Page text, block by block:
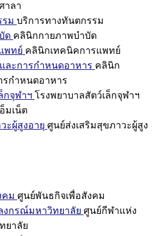
าลา
ม บริการทางทันตกรรม
ด คลินิกกายภาพบำบัด
พทย์ คลินิกเทคนิคการแพทย์
ละการกำหนดอาหาร คลินิก
กำหนดอาหาร
กจุฬาฯ โรงพยาบาลสัตว์เล็กจุฬาฯ
มเน็ต
ะผู้สูงอายุ ศูนย์ส่งเสริมสุขภาวะผู้สูง
คม ศูนย์พันธกิจเพื่อสังคม
งกรณ์มหาวิทยาลัย ศูนย์กีฬาแห่ง
ยาลัย